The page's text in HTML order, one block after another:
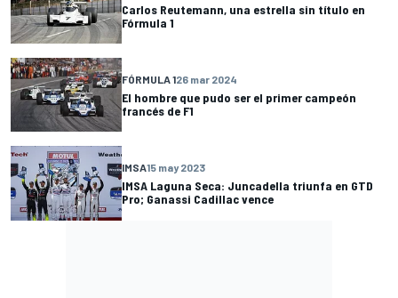
Carlos Reutemann, una estrella sin título en
Fórmula 1
FÓRMULA 126 mar 2024
El hombre que pudo ser el primer campeón
francés de F1
IMSA15 may 2023
IMSA Laguna Seca: Juncadella triunfa en GTD
Pro; Ganassi Cadillac vence